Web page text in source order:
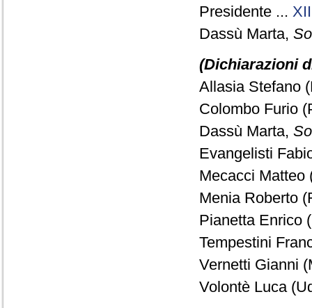
Presidente ...
Dassù Marta,
(Dichiarazioni
Allasia Stefano
Colombo Furio
Dassù Marta,
Evangelisti
Mecacci
Menia Roberto
Pianetta Enrico
Tempestini
Vernetti Gianni
Volontè Luca